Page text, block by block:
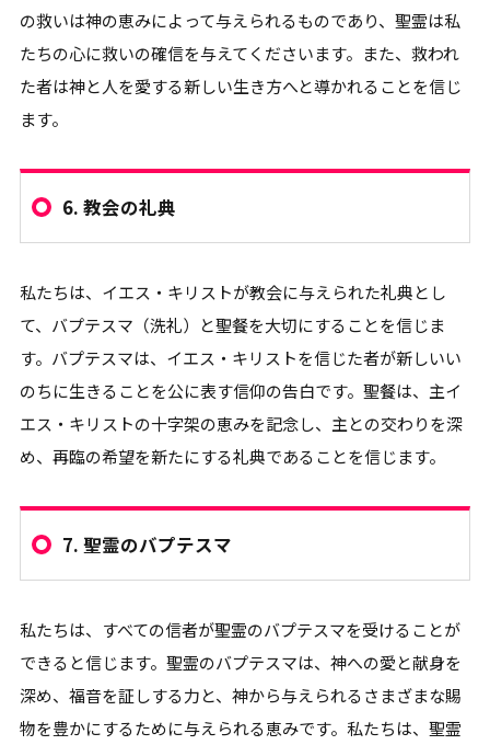
の救いは神の恵みによって与えられるものであり、聖霊は私
たちの心に救いの確信を与えてくださいます。また、救われ
た者は神と人を愛する新しい生き方へと導かれることを信じ
ます。
6. 教会の礼典
私たちは、イエス・キリストが教会に与えられた礼典とし
て、バプテスマ（洗礼）と聖餐を大切にすることを信じま
す。バプテスマは、イエス・キリストを信じた者が新しいい
のちに生きることを公に表す信仰の告白です。聖餐は、主イ
エス・キリストの十字架の恵みを記念し、主との交わりを深
め、再臨の希望を新たにする礼典であることを信じます。
7. 聖霊のバプテスマ
私たちは、すべての信者が聖霊のバプテスマを受けることが
できると信じます。聖霊のバプテスマは、神への愛と献身を
深め、福音を証しする力と、神から与えられるさまざまな賜
物を豊かにするために与えられる恵みです。私たちは、聖霊